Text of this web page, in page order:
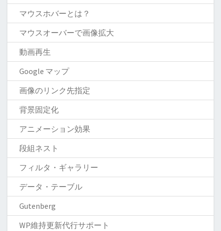
マウスホバーとは？
マウスオーバーで画像拡大
動画再生
Google マップ
画像のリンク先指定
背景固定化
アニメーション効果
段組ネスト
フィルタ・ギャラリー
データ・テーブル
Gutenberg
WP維持更新代行サポート